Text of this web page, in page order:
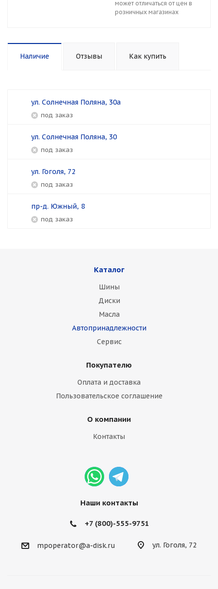
может отличаться от цен в
розничных магазинах
Наличие Отзывы Как купить
ул. Солнечная Поляна, 30а
Под заказ
ул. Солнечная Поляна, 30
Под заказ
ул. Гоголя, 72
Под заказ
пр-д. Южный, 8
Под заказ
Каталог
Шины
Диски
Масла
Автопринадлежности
Сервис
Покупателю
Оплата и доставка
Пользовательское соглашение
О компании
Контакты
Наши контакты
+7 (800)-555-9751
mpoperator@a-disk.ru ул. Гоголя, 72